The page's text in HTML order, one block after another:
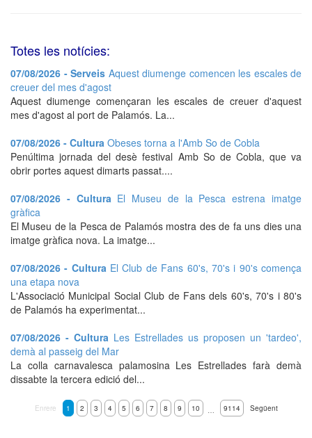
Totes les notícies:
07/08/2026 - Serveis Aquest diumenge comencen les escales de
creuer del mes d'agost
Aquest diumenge començaran les escales de creuer d'aquest
mes d'agost al port de Palamós. La...
07/08/2026 - Cultura Obeses torna a l'Amb So de Cobla
Penúltima jornada del desè festival Amb So de Cobla, que va
obrir portes aquest dimarts passat....
07/08/2026 - Cultura El Museu de la Pesca estrena imatge
gràfica
El Museu de la Pesca de Palamós mostra des de fa uns dies una
imatge gràfica nova. La imatge...
07/08/2026 - Cultura El Club de Fans 60's, 70's i 90's comença
una etapa nova
L'Associació Municipal Social Club de Fans dels 60's, 70's i 80's
de Palamós ha experimentat...
07/08/2026 - Cultura Les Estrellades us proposen un 'tardeo',
demà al passeig del Mar
La colla carnavalesca palamosina Les Estrellades farà demà
dissabte la tercera edició del...
Enrere 1 2 3 4 5 6 7 8 9 10 … 9114 Següent